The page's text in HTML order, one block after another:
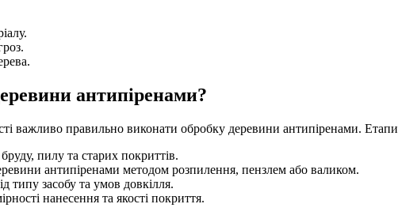
антипіренами?
важливо правильно виконати обробку деревини антипіренами.
пилу та старих покриттів.
антипіренами методом розпилення, пензлем або валиком.
типу засобу та умов довкілля.
нанесення та якості покриття.